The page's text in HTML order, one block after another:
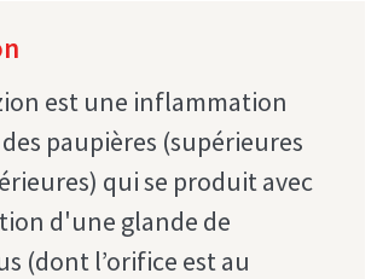
est une inflammation
paupières (supérieures
qui se produit avec
d'une glande de
(dont l’orifice est au